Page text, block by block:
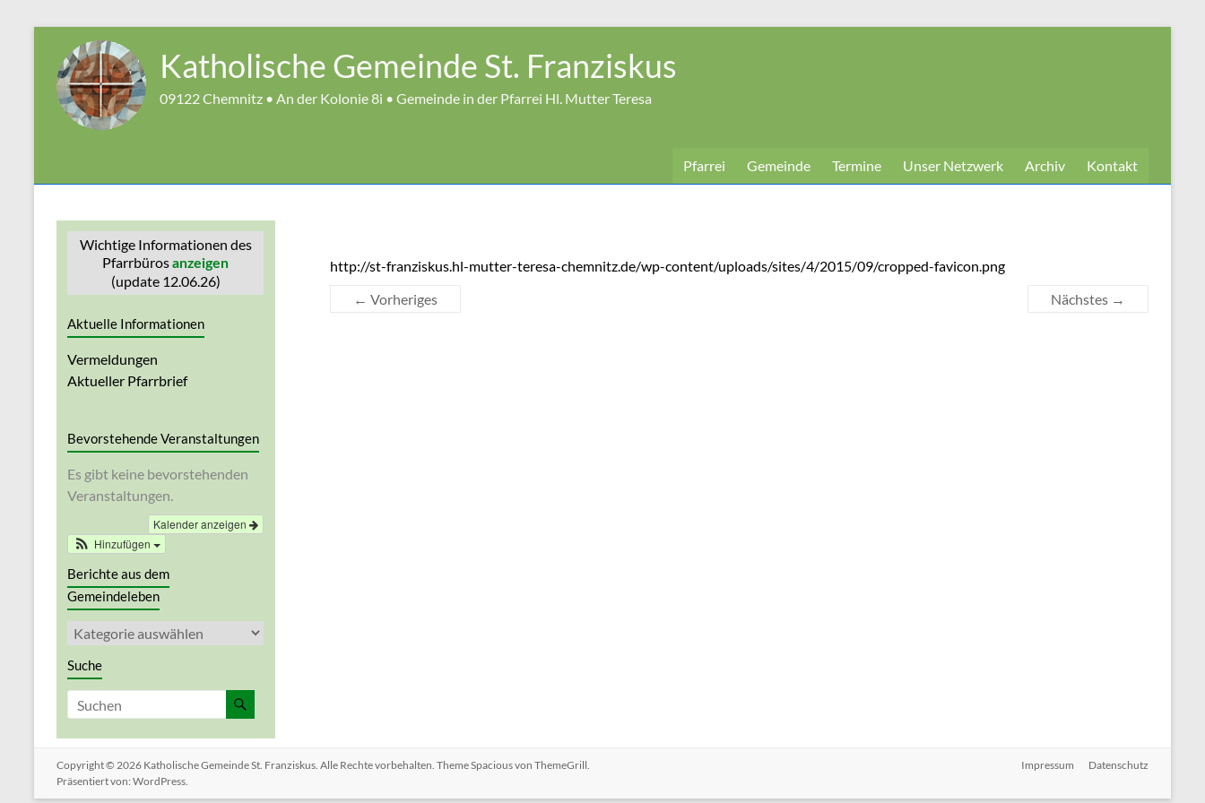
Inhalt
springen
Katholische Gemeinde St. Franziskus
09122 Chemnitz • An der Kolonie 8i • Gemeinde in der Pfarrei Hl. Mutter Teresa
Pfarrei Gemeinde Termine Unser Netzwerk Archiv Kontakt
http://st-franziskus.hl-mutter-teresa-chemnitz.de/wp-content/uploads/sites/4/2015/09/cropped-favicon.png
← Vorheriges
Nächstes →
Wichtige Informationen des
Pfarrbürosanzeigen
(update 12.06.26)
Aktuelle Informationen
Vermeldungen
Aktueller Pfarrbrief
Bevorstehende Veranstaltungen
Es gibt keine bevorstehenden
Veranstaltungen.
Kalender anzeigen
Hinzufügen
Berichte aus dem
Gemeindeleben
Berichte
aus
dem
Gemeindeleben
Suche
Copyright © 2026 Katholische Gemeinde St. Franziskus. Alle Rechte vorbehalten. ThemeSpaciousvon ThemeGrill.
Präsentiert von: WordPress.
Impressum Datenschutz